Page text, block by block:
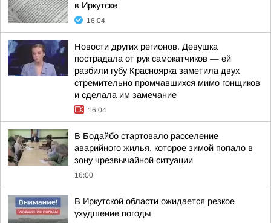
в Иркутске
16:04
Новости других регионов. Девушка
пострадала от рук самокатчиков — ей
разбили губу Красноярка заметила двух
стремительно промчавшихся мимо гонщиков
и сделала им замечание
16:04
В Бодайбо стартовало расселение
аварийного жилья, которое зимой попало в
зону чрезвычайной ситуации
16:00
В Иркутской области ожидается резкое
ухудшение погоды